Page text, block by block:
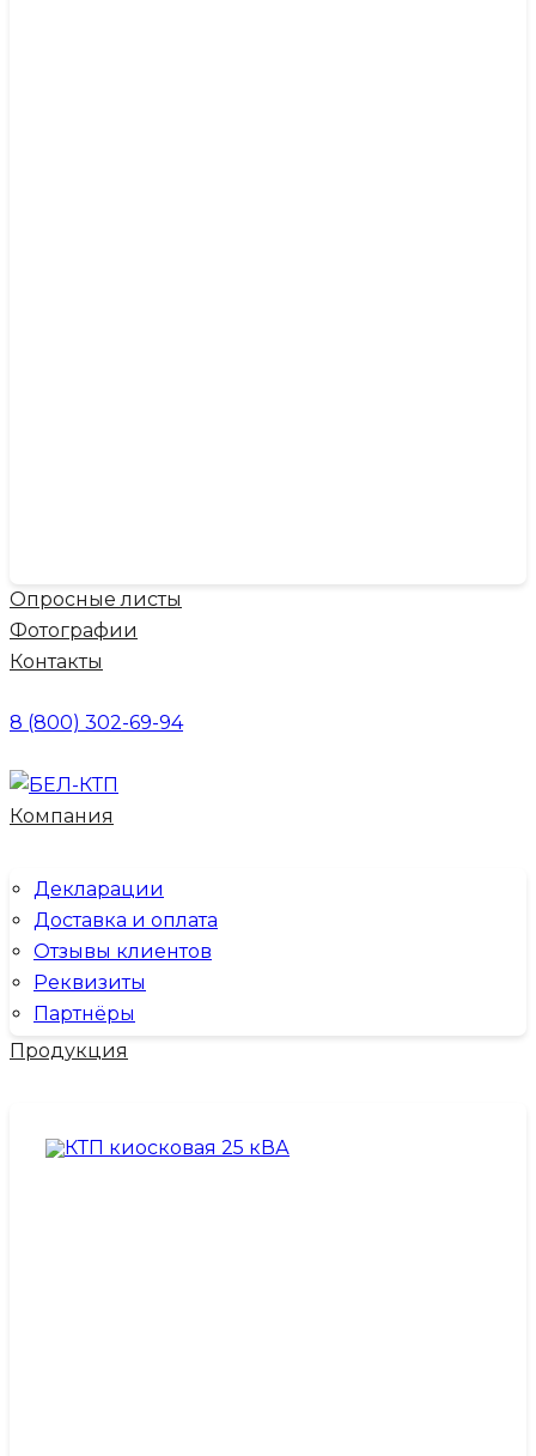
Опросные листы
Фотографии
Контакты
8 (800) 302-69-94
Компания
Декларации
Доставка и оплата
Отзывы клиентов
Реквизиты
Партнёры
Продукция